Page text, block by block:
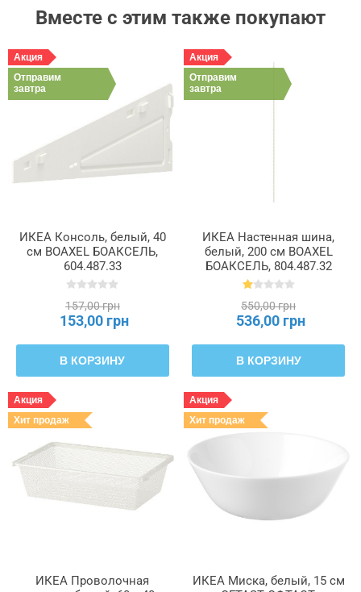
Вместе с этим также покупают
Акция
Отправим
завтра
ИКЕА Консоль, белый, 40
см BOAXEL БОАКСЕЛЬ,
604.487.33
157,00 грн
153,00 грн
В КОРЗИНУ
Акция
Отправим
завтра
ИКЕА Настенная шина,
белый, 200 см BOAXEL
БОАКСЕЛЬ, 804.487.32
550,00 грн
536,00 грн
В КОРЗИНУ
Акция
Хит продаж
ИКЕА Проволочная
Акция
Хит продаж
ИКЕА Миска, белый, 15 см